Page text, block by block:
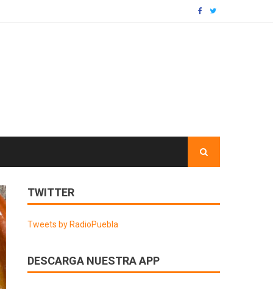
TWITTER
Tweets by RadioPuebla
DESCARGA NUESTRA APP